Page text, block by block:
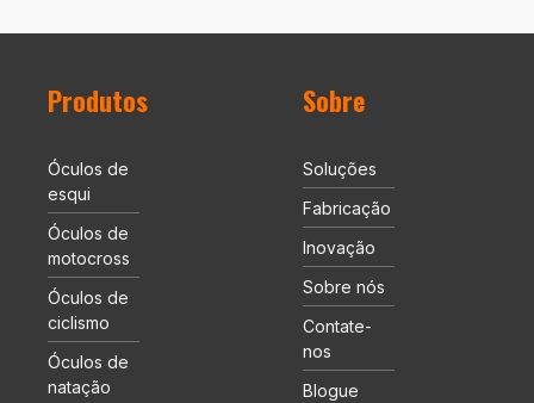
Produtos
Óculos de
esqui
Óculos de
motocross
Óculos de
ciclismo
Óculos de
natação
Sobre
Soluções
Fabricação
Inovação
Sobre nós
Contate-
nos
Blogue